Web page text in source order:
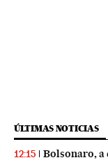
ÚLTIMAS NOTICIAS
12:15 Bolsonaro,